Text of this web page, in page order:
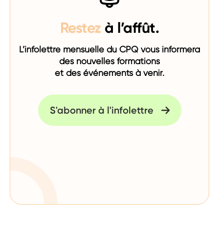
Restez à l’affût.
L’infolettre mensuelle du CPQ vous informera
des nouvelles formations
et des événements à venir.
S'abonner à l'infolettre